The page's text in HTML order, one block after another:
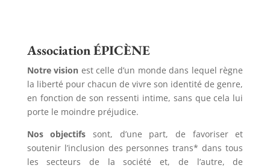
Association ÉPICÈNE
Notre vision est celle d’un monde dans lequel règne
la liberté pour chacun de vivre son identité de genre,
en fonction de son ressenti intime, sans que cela lui
porte le moindre préjudice.
Nos objectifs sont, d’une part, de favoriser et
soutenir l’inclusion des personnes trans* dans tous
les secteurs de la société et, de l’autre, de